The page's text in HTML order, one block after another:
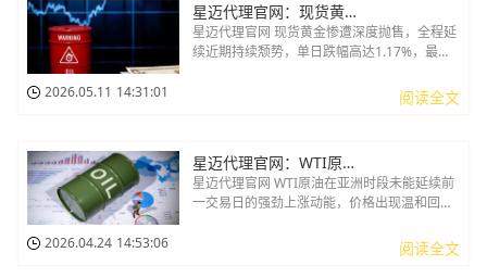
2026.05.11 14:31:01
星迈代理官网：现货黄金惨遭深度抛售全程延续近期持续颓势
星迈代理官网 现货黄金惨遭深度抛售，全程延
续近期持续颓势，单日跌幅高达1.17%，最终
一度击穿关键支撑触及4510.21美元/盎司低
位，创下三月下旬以来近一个月新低，空头短
阅读全文
2026.04.24 14:53:06
星迈代理官网：WTI原油在亚洲时段未能延续前一交易日的强劲上涨动能
星迈代理官网 WTI原油在亚洲时段未能延续前
一交易日的强劲上涨动能，价格出现温和回
市场表现来看，油价日内下跌约1%，但整体跌
幅仍然有限，反映出当前市场在技术性调整与
阅读全文